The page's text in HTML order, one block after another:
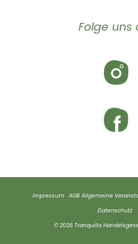
Folge uns
Impressum AGB Allgemeine
Datenschutz
© 2026 Tranquillo